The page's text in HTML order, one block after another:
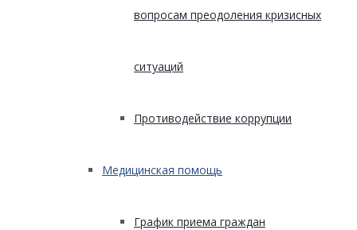
вопросам преодоления кризисных
ситуаций
Противодействие коррупции
Медицинская помощь
График приема граждан